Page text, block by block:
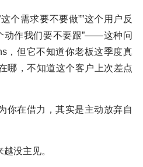
个需求要不要做””这个用户反
动作我们要不要跟”——这种问
，但它不知道你老板这季度真
哪，不知道这个客户上次差点
你在借力，其实是主动放弃自
没主见。